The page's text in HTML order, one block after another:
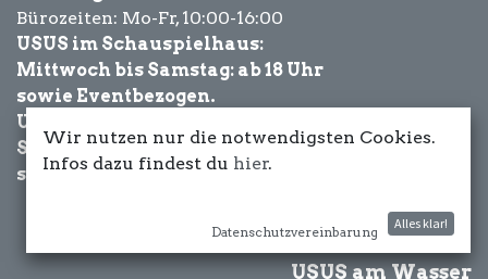
Bürozeiten: Mo-Fr, 10:00-16:00
USUS im Schauspielhaus:
Mittwoch bis Samstag: ab 18 Uhr
sowie Eventbezogen.
USUS am Wasser:
Schönwetter-
sowie Eventbezogen.
USUS am Wasser
Wir nutzen nur die notwendigsten Cookies.
Infos dazu findest du hier.
Datenschutzvereinbarung
Alles klar!